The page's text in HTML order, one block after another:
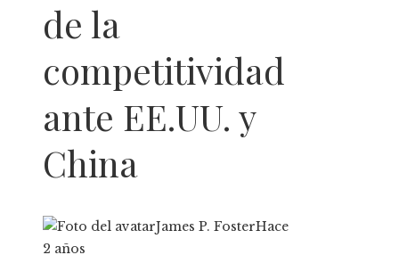
de la
competitividad
ante EE.UU. y
China
James P. FosterHace
2 años